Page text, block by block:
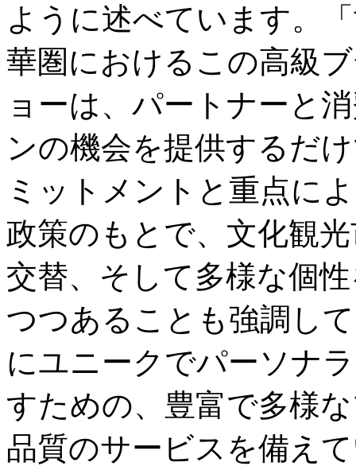
ように述べています。
華圏におけるこの高級
ョーは、パートナーと
ンの機会を提供するだ
ミットメントと重点に
政策のもとで、文化観
交替、そして多様な個
つつあることも強調し
にユニークでパーソナ
すための、豊富で多様
品質のサービスを備え